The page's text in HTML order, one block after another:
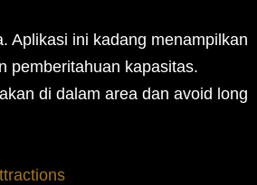
Aplikasi ini kadang menampilkan
pemberitahuan kapasitas.
di dalam area dan avoid long